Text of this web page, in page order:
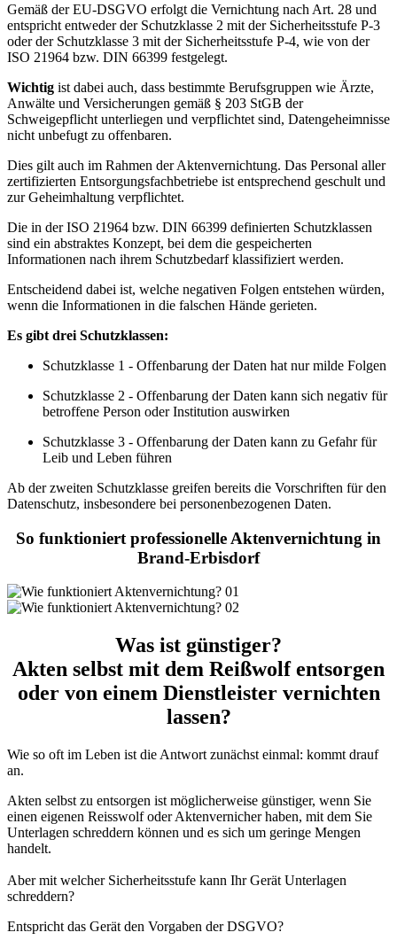
Gemäß der EU-DSGVO erfolgt die Vernichtung nach Art. 28 und
entspricht entweder der Schutzklasse 2 mit der Sicherheitsstufe P-3
oder der Schutzklasse 3 mit der Sicherheitsstufe P-4, wie von der
ISO 21964 bzw. DIN 66399 festgelegt.
Wichtig ist dabei auch, dass bestimmte Berufsgruppen wie Ärzte,
Anwälte und Versicherungen gemäß § 203 StGB der
Schweigepflicht unterliegen und verpflichtet sind, Datengeheimnisse
nicht unbefugt zu offenbaren.
Dies gilt auch im Rahmen der Aktenvernichtung. Das Personal aller
zertifizierten Entsorgungsfachbetriebe ist entsprechend geschult und
zur Geheimhaltung verpflichtet.
Die in der ISO 21964 bzw. DIN 66399 definierten Schutzklassen
sind ein abstraktes Konzept, bei dem die gespeicherten
Informationen nach ihrem Schutzbedarf klassifiziert werden.
Entscheidend dabei ist, welche negativen Folgen entstehen würden,
wenn die Informationen in die falschen Hände gerieten.
Es gibt drei Schutzklassen:
Schutzklasse 1 - Offenbarung der Daten hat nur milde Folgen
Schutzklasse 2 - Offenbarung der Daten kann sich negativ für
betroffene Person oder Institution auswirken
Schutzklasse 3 - Offenbarung der Daten kann zu Gefahr für
Leib und Leben führen
Ab der zweiten Schutzklasse greifen bereits die Vorschriften für den
Datenschutz, insbesondere bei personenbezogenen Daten.
So funktioniert professionelle Aktenvernichtung in
Brand-Erbisdorf
Was ist günstiger?
Akten selbst mit dem Reißwolf entsorgen
oder von einem Dienstleister vernichten
lassen?
Wie so oft im Leben ist die Antwort zunächst einmal: kommt drauf
an.
Akten selbst zu entsorgen ist möglicherweise günstiger, wenn Sie
einen eigenen Reisswolf oder Aktenvernicher haben, mit dem Sie
Unterlagen schreddern können und es sich um geringe Mengen
handelt.
Aber mit welcher Sicherheitsstufe kann Ihr Gerät Unterlagen
schreddern?
Entspricht das Gerät den Vorgaben der DSGVO?